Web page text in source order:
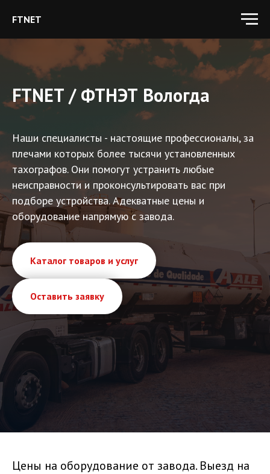
FTNET
Группа компаний FTNET
FTNET / ФТНЭТ Вологда
Наши специалисты - настоящие профессионалы, за
плечами которых более тысячи установленных
тахографов. Они помогут устранить любые
неисправности и проконсультировать вас при
подборе устройства. Адекватные цены и
оборудование напрямую с завода.
Каталог товаров и услуг
Оставить заявку
Цены на оборудование от завода. Выезд на